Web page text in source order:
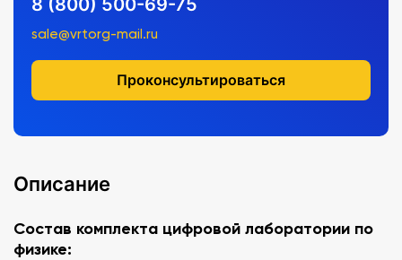
8 (800) 500-69-75
sale@vrtorg-mail.ru
Проконсультироваться
Описание
Состав комплекта цифровой лаборатории по
физике: